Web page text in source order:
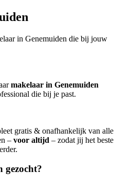
in Genemuiden die bij jouw
makelaar in Genemuiden
die bij je past.
gratis & onafhankelijk van alle
– voor altijd – zodat jij het beste
gezocht?